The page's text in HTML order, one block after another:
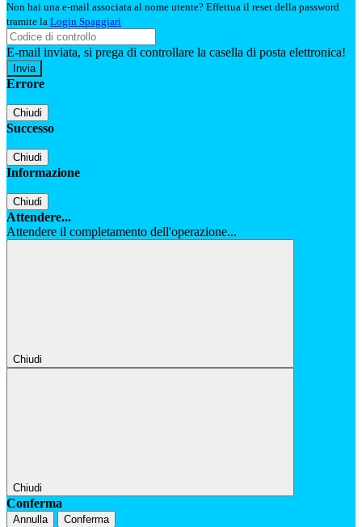
Non hai una e-mail associata al nome utente? Effettua il reset della password
tramite la Login Spaggiari
E-mail inviata, si prega di controllare la casella di posta elettronica!
Errore
Chiudi
Successo
Chiudi
Informazione
Chiudi
Attendere...
Attendere il completamento dell'operazione...
Chiudi
Chiudi
Conferma
Annulla Conferma